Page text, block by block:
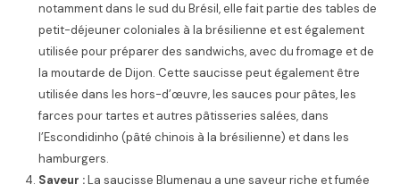
notamment dans le sud du Brésil, elle fait partie des tables de
petit-déjeuner coloniales à la brésilienne et est également
utilisée pour préparer des sandwichs, avec du fromage et de
la moutarde de Dijon. Cette saucisse peut également être
utilisée dans les hors-d’œuvre, les sauces pour pâtes, les
farces pour tartes et autres pâtisseries salées, dans
l’Escondidinho (pâté chinois à la brésilienne) et dans les
hamburgers.
Saveur :La saucisse Blumenau a une saveur riche et fumée